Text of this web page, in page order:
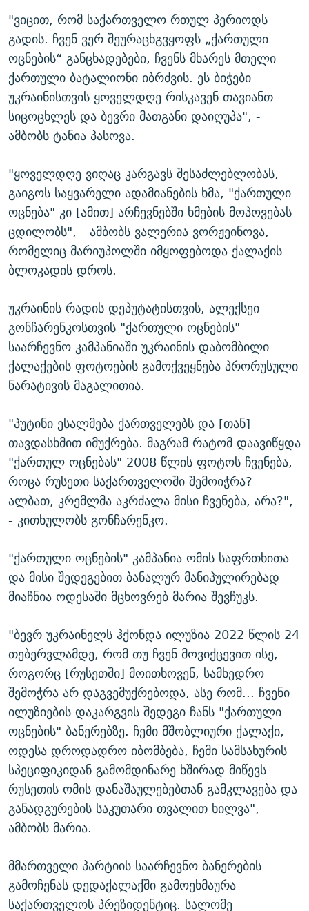
"ვიცით, რომ საქართველო რთულ პერიოდს
გადის. ჩვენ ვერ შეურაცხგვყოფს „ქართული
ოცნების“ განცხადებები, ჩვენს მხარეს მთელი
ქართული ბატალიონი იბრძვის. ეს ბიჭები
უკრაინისთვის ყოველდღე რისკავენ თავიანთ
სიცოცხლეს და ბევრი მათგანი დაიღუპა", -
ამბობს ტანია პასოვა.
"ყოველდღე ვიღაც კარგავს შესაძლებლობას,
გაიგოს საყვარელი ადამიანების ხმა, "ქართული
ოცნება" კი [ამით] არჩევნებში ხმების მოპოვებას
ცდილობს", - ამბობს ვალერია ვორჟეინოვა,
რომელიც მარიუპოლში იმყოფებოდა ქალაქის
ბლოკადის დროს.
უკრაინის რადის დეპუტატისთვის, ალექსეი
გონჩარენკოსთვის "ქართული ოცნების"
საარჩევნო კამპანიაში უკრაინის დაბომბილი
ქალაქების ფოტოების გამოქვეყნება პრორუსული
ნარატივის მაგალითია.
"პუტინი ესალმება ქართველებს და [თან]
თავდასხმით იმუქრება. მაგრამ რატომ დაავიწყდა
"ქართულ ოცნებას" 2008 წლის ფოტოს ჩვენება,
როცა რუსეთი საქართველოში შემოიჭრა?
ალბათ, კრემლმა აკრძალა მისი ჩვენება, არა?",
- კითხულობს გონჩარენკო.
"ქართული ოცნების" კამპანია ომის საფრთხითა
და მისი შედეგებით ბანალურ მანიპულირებად
მიაჩნია ოდესაში მცხოვრებ მარია შევჩუკს.
"ბევრ უკრაინელს ჰქონდა ილუზია 2022 წლის 24
თებერვლამდე, რომ თუ ჩვენ მოვიქცევით ისე,
როგორც [რუსეთში] მოითხოვენ, სამხედრო
შემოჭრა არ დაგვემუქრებოდა, ასე რომ... ჩვენი
ილუზიების დაკარგვის შედეგი ჩანს "ქართული
ოცნების" ბანერებზე. ჩემი მშობლიური ქალაქი,
ოდესა დროდადრო იბომბება, ჩემი სამსახურის
სპეციფიკიდან გამომდინარე ხშირად მიწევს
რუსეთის ომის დანაშაულებებთან გამკლავება და
განადგურების საკუთარი თვალით ხილვა", -
ამბობს მარია.
მმართველი პარტიის საარჩევნო ბანერების
გამოჩენას დედაქალაქში გამოეხმაურა
საქართველოს პრეზიდენტიც. სალომე